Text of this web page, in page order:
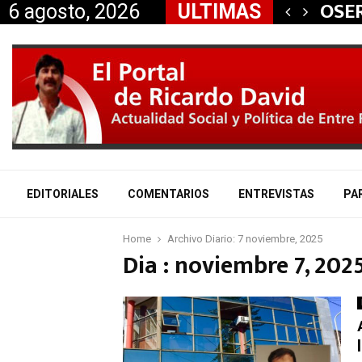
6 agosto, 2026 ULTIMAS
aliados a la…
EDITORIALES COMENTARIOS ENTREVISTAS
Home Archivo Diario: 7 noviembre, 2025
Dia : noviembre 7,